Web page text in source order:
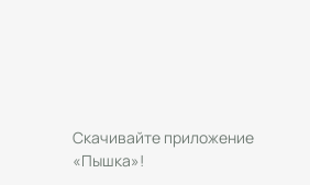
Скачивайте приложение
«Пышка»!